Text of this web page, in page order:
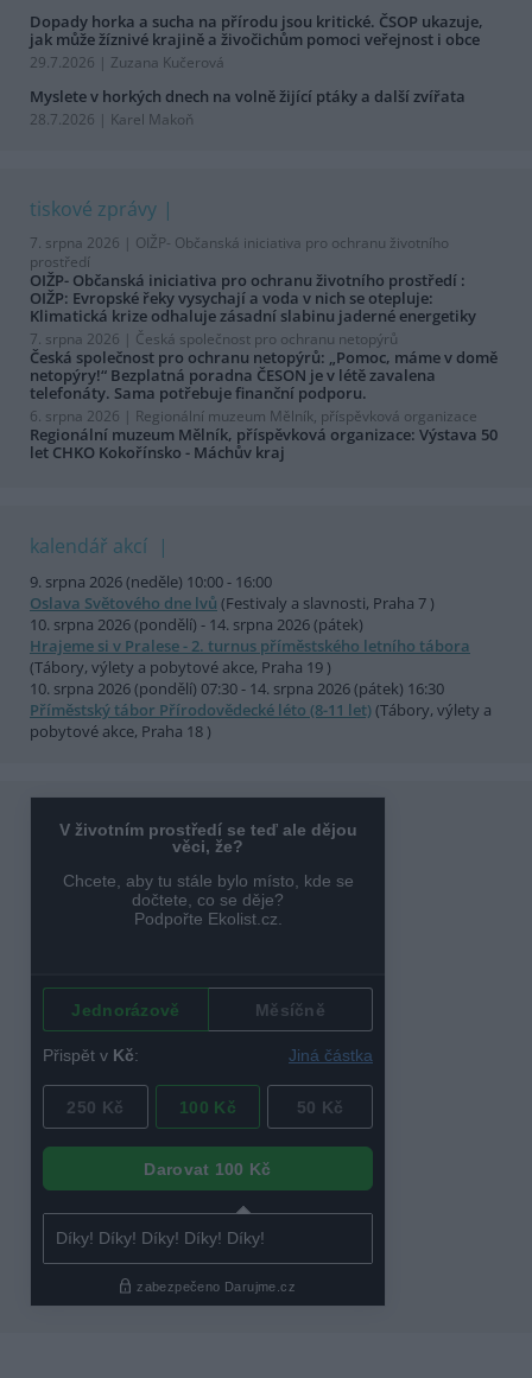
Dopady horka a sucha na přírodu jsou kritické. ČSOP ukazuje,
jak může žíznivé krajině a živočichům pomoci veřejnost i obce
29.7.2026 | Zuzana Kučerová
Myslete v horkých dnech na volně žijící ptáky a další zvířata
28.7.2026 | Karel Makoň
tiskové zprávy
7. srpna 2026 | OIŽP- Občanská iniciativa pro ochranu životního
prostředí
OIŽP- Občanská iniciativa pro ochranu životního prostředí :
OIŽP: Evropské řeky vysychají a voda v nich se otepluje:
Klimatická krize odhaluje zásadní slabinu jaderné energetiky
7. srpna 2026 | Česká společnost pro ochranu netopýrů
Česká společnost pro ochranu netopýrů: „Pomoc, máme v domě
netopýry!“ Bezplatná poradna ČESON je v létě zavalena
telefonáty. Sama potřebuje finanční podporu.
6. srpna 2026 | Regionální muzeum Mělník, příspěvková organizace
Regionální muzeum Mělník, příspěvková organizace: Výstava 50
let CHKO Kokořínsko - Máchův kraj
kalendář akcí
9. srpna 2026 (neděle) 10:00 - 16:00
Oslava Světového dne lvů (Festivaly a slavnosti, Praha 7 )
10. srpna 2026 (pondělí) - 14. srpna 2026 (pátek)
Hrajeme si v Pralese - 2. turnus příměstského letního tábora
(Tábory, výlety a pobytové akce, Praha 19 )
10. srpna 2026 (pondělí) 07:30 - 14. srpna 2026 (pátek) 16:30
Příměstský tábor Přírodovědecké léto (8-11 let)(Tábory, výlety a
pobytové akce, Praha 18 )